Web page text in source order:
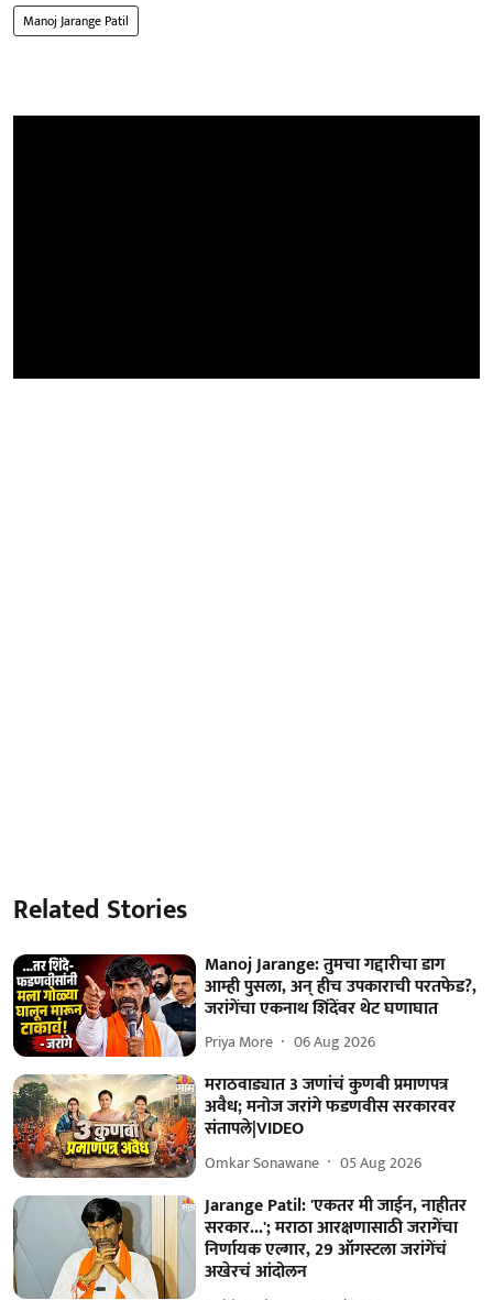
Manoj Jarange Patil
Related Stories
Manoj Jarange: तुमचा गद्दारीचा डाग
आम्ही पुसला, अन् हीच उपकाराची परतफेड?,
जरांगेंचा एकनाथ शिंदेंवर थेट घणाघात
Priya More 06 Aug 2026
मराठवाड्यात 3 जणांचं कुणबी प्रमाणपत्र
अवैध; मनोज जरांगे फडणवीस सरकारवर
संतापले|VIDEO
Omkar Sonawane 05 Aug 2026
Jarange Patil: 'एकतर मी जाईन, नाहीतर
सरकार...'; मराठा आरक्षणासाठी जरागेंचा
निर्णायक एल्गार, 29 ऑगस्टला जरांगेंचं
अखेरचं आंदोलन